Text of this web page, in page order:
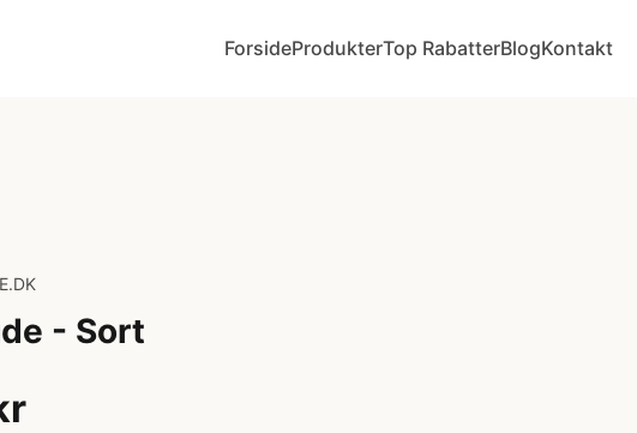
ForsideProdukterTop RabatterBlogKontakt
- Sort